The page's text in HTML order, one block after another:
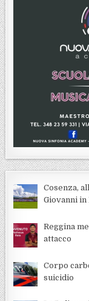
Cosenza,
Giovanni in
Reggina
attacco
Corpo
suicidio